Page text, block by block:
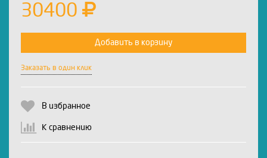
30400
Добавить в корзину
Заказать в один клик
В избранное
К сравнению